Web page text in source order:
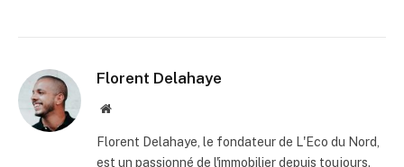
Florent Delahaye
Site
Florent Delahaye, le fondateur de L'Eco du Nord,
est un passionné de l'immobilier depuis toujours.